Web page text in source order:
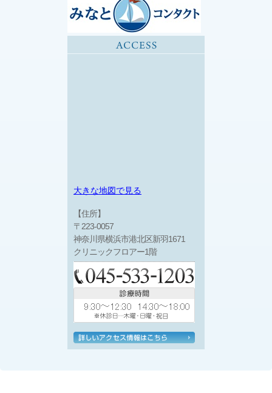
大きな地図で見る
【住所】
〒223-0057
神奈川県横浜市港北区新羽1671
クリニックフロアー1階